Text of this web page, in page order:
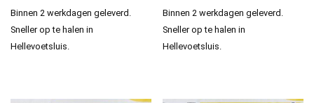
Binnen 2 werkdagen geleverd.
Sneller op te halen in
Hellevoetsluis.
Binnen 2 werkdagen geleverd.
Sneller op te halen in
Hellevoetsluis.